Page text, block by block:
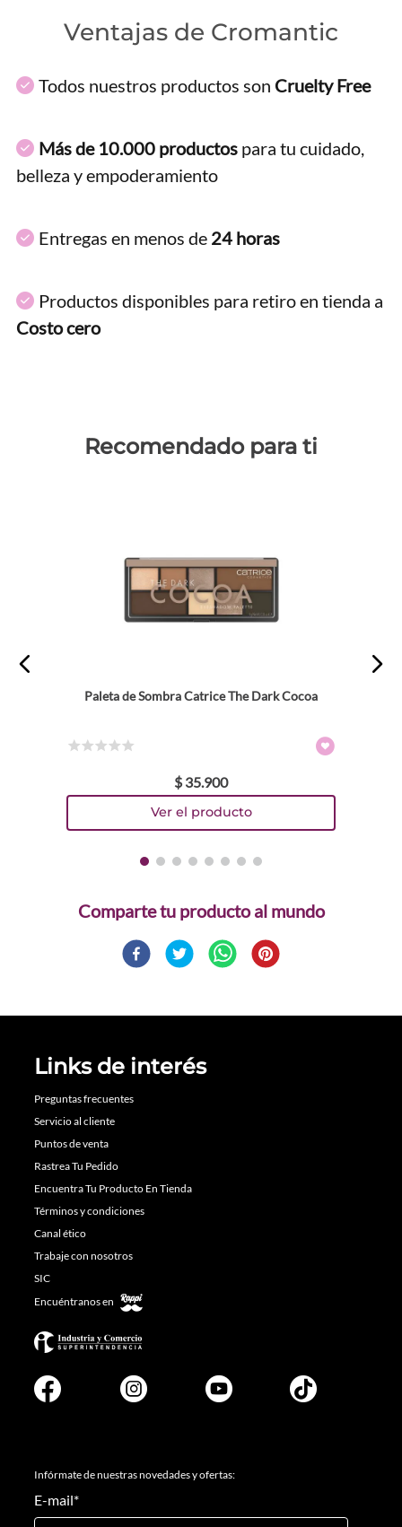
Ventajas de Cromantic
Todos nuestros productos son Cruelty Free
Más de 10.000 productos para tu cuidado,
belleza y empoderamiento
Entregas en menos de 24 horas
Productos disponibles para retiro en tienda a
Costo cero
Recomendado para ti
Paleta de Sombra Catrice The Dark Cocoa
$ 35.900
Comparte
Links de interés
Preguntas frecuentes
Servicio al cliente
Puntos de venta
Rastrea Tu Pedido
Encuentra Tu Producto En Tienda
Términos y condiciones
Canal ético
Trabaje con nosotros
SIC
Encuéntranos en
Infórmate de nuestras novedades y ofertas:
E-mail*